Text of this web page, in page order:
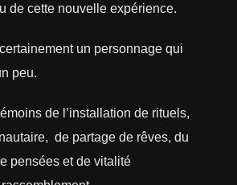
de cette nouvelle expérience.
un personnage qui
peu.
de l’installation de rituels,
de partage de rêves, du
pensées et de vitalité